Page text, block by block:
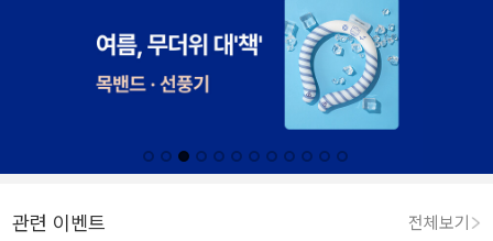
관련 이벤트 전체보기